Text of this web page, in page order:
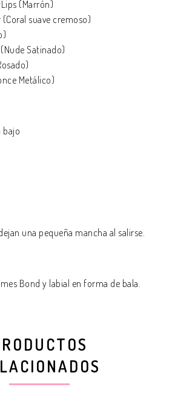
(Marrón)
suave cremoso)
Satinado)
Metálico)
bajo
una pequeña mancha al salirse.
Bond y labial en forma de bala.